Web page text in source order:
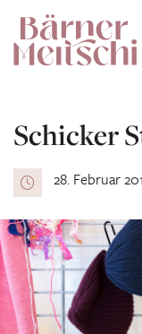
Schicker
28. Februar